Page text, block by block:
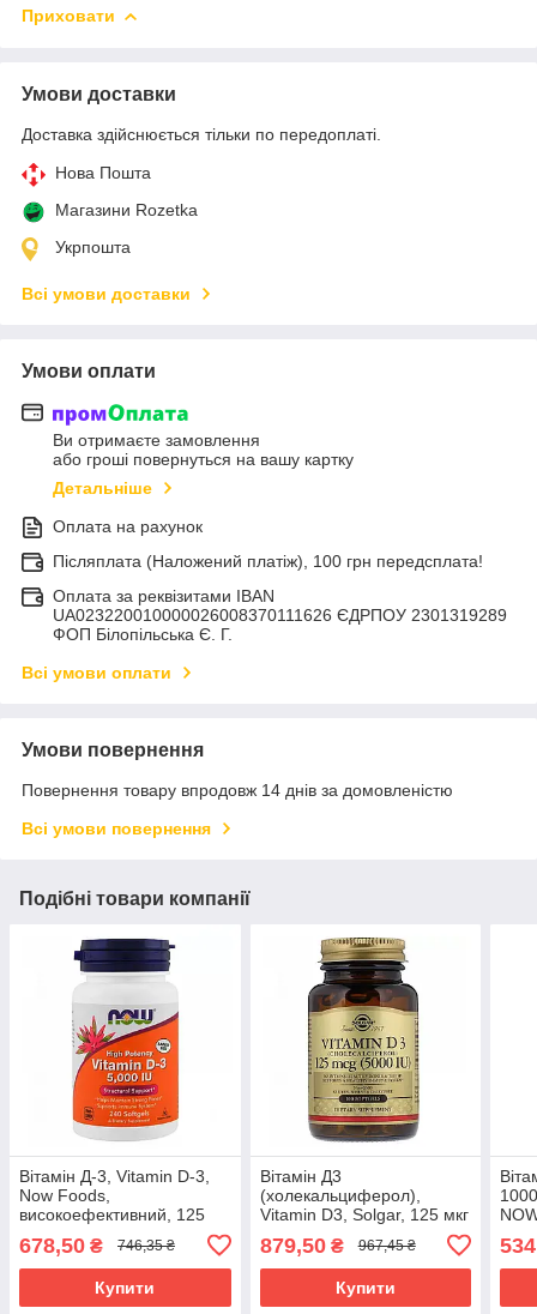
Приховати
Умови доставки
Доставка здійснюється тільки по передоплаті.
Нова Пошта
Магазини Rozetka
Укрпошта
Всі умови доставки
Умови оплати
Ви отримаєте замовлення
або гроші повернуться на вашу картку
Детальніше
Оплата на рахунок
Післяплата (Наложений платіж), 100 грн передсплата!
Оплата за реквізитами IBAN
UA023220010000026008370111626 ЄДРПОУ 2301319289
ФОП Білопільська Є. Г.
Всі умови оплати
Умови повернення
Повернення товару впродовж 14 днів за домовленістю
Всі умови повернення
Подібні товари компанії
Вітамін Д-3, Vitamin D-3,
Now Foods,
високоефективний, 125
гелевих капсул NOW-
00373
678,50 ₴ 746,35 ₴
Купити
Вітамін Д3
(холекальциферол),
Vitamin D3, Solgar, 125 мкг
капсул SOL-19377
879,50₴ 967,45 ₴
Купити